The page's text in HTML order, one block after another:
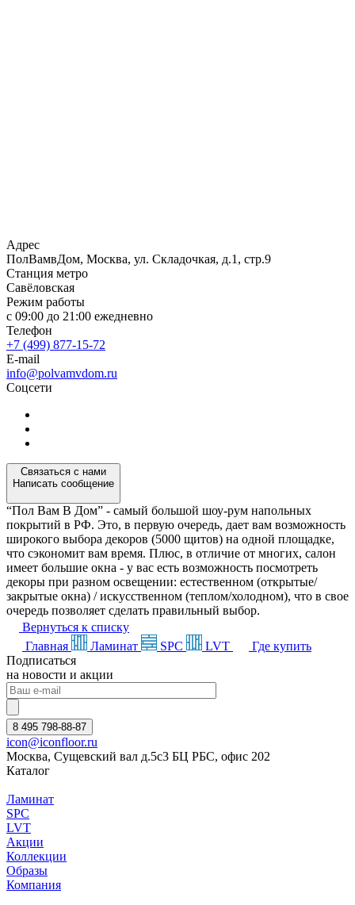
Адрес
ПолВамвДом, Москва, ул. Складочкая, д.1, стр.9
Станция метро
Савёловская
Режим работы
с 09:00 до 21:00 ежедневно
Телефон
+7 (499) 877-15-72
E-mail
info@polvamvdom.ru
Соцсети
Связаться с нами
Написать сообщение
“Пол Вам В Дом” - самый большой шоу-рум напольных
покрытий в РФ. Это, в первую очередь, дает вам возможность
широкого выбора декоров (5000 щитов) на одной площадке,
что сэкономит вам время. Плюс, в отличие от многих, салон
имеет большие окна - у вас есть возможность посмотреть
декоры при разном освещении: естественном (открытые/
закрытые окна) / искусственном (теплом/холодном), что в свое
очередь позволяет сделать правильный выбор.
Вернуться к списку
Главная
Ламинат SPC LVT
Где купить
Подписаться
на новости и акции
8 495 798-88-87
icon@iconfloor.ru
Москва, Сущевский вал д.5с3 БЦ РБС, офис 202
Каталог
Ламинат
SPC
LVT
Акции
Коллекции
Образы
Компания